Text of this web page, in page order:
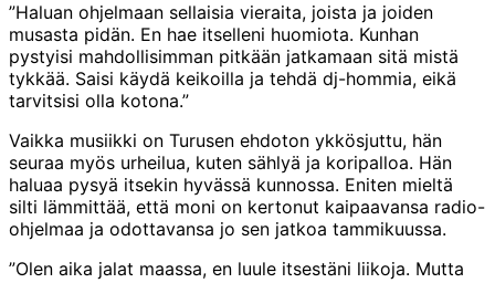
”Haluan ohjelmaan sellaisia vieraita, joista ja joiden
musasta pidän. En hae itselleni huomiota. Kunhan
pystyisi mahdollisimman pitkään jatkamaan sitä mistä
tykkää. Saisi käydä keikoilla ja tehdä dj-hommia, eikä
tarvitsisi olla kotona.”
Vaikka musiikki on Turusen ehdoton ykkösjuttu, hän
seuraa myös urheilua, kuten sählyä ja koripalloa. Hän
haluaa pysyä itsekin hyvässä kunnossa. Eniten mieltä
silti lämmittää, että moni on kertonut kaipaavansa radio-
ohjelmaa ja odottavansa jo sen jatkoa tammikuussa.
”Olen aika jalat maassa, en luule itsestäni liikoja. Mutta